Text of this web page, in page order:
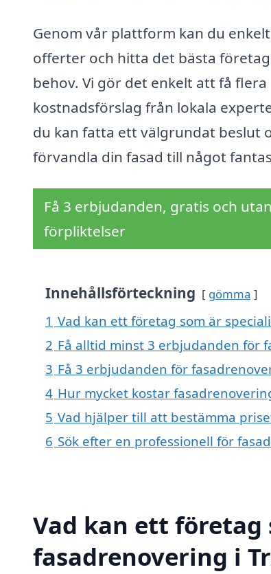
Genom vår plattform kan du
offerter och hitta det bästa
behov. Vi gör det enkelt att få flera
kostnadsförslag från lokala
du kan fatta ett välgrundat beslut
förvandla din fasad till något
Få 3 erbjudanden, gratis och utan
förpliktelser
Innehållsförteckning gömma
1 Vad kan ett företag som är
2 Få alltid minst 3 erbjudanden för
3 Få 3 erbjudanden för
4 Hur mycket kostar
5 Vad hjälper till att bestämma
6 Sök efter en professionell för
Vad kan ett företag
fasadrenovering i